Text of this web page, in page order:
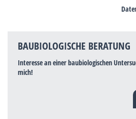
BAUBIOLOGISCHE BERATUNG
Interesse an einer baubiologischen
mich!